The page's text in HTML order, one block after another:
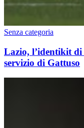
Senza categoria
Lazio, l’identikit
servizio di Gattuso